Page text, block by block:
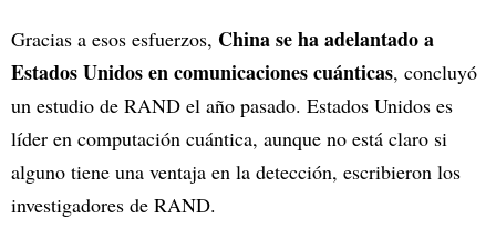
Gracias a esos esfuerzos, China se ha adelantado a
Estados Unidos en comunicaciones cuánticas, concluyó
un estudio de RAND el año pasado. Estados Unidos es
líder en computación cuántica, aunque no está claro si
alguno tiene una ventaja en la detección, escribieron los
investigadores de RAND.